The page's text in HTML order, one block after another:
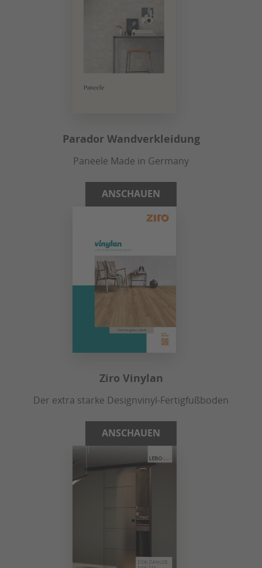
Parador Wandverkleidung
Paneele Made in Germany
ANSCHAUEN
Ziro Vinylan
Der extra starke Designvinyl-Fertigfußboden
ANSCHAUEN